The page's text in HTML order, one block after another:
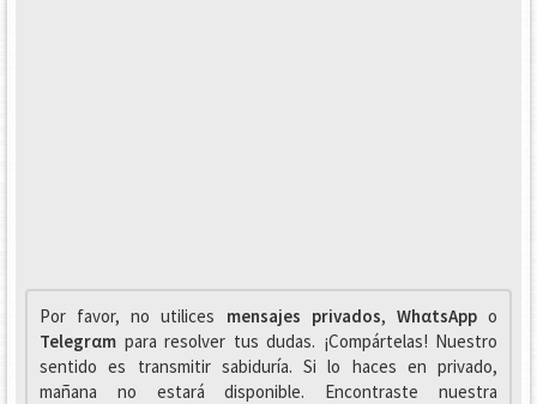
Por favor, no utilices mensajes privados, WhαtsAppo
Telegrαm para resolver tus dudas. ¡Compártelas! Nuestro
sentido es transmitir sabiduría. Si lo haces en privado,
mañana no estará disponible. Encontraste nuestra